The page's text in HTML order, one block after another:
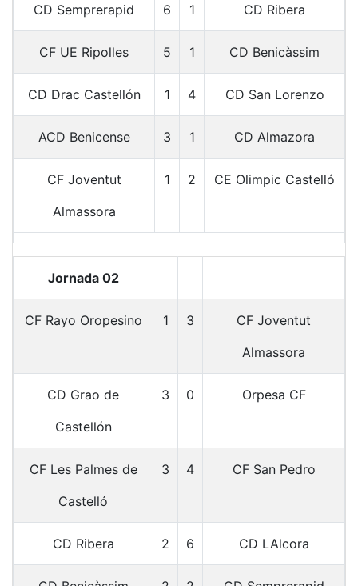
CD Semprerapid 6 1 CD Ribera
CF UE Ripolles 5 1 CD Benicàssim
CD Drac Castellón 1 4 CD San Lorenzo
ACD Benicense 3 1 CD Almazora
CF Joventut
Almassora
1 2 CE Olimpic Castelló
Jornada 02
CF Rayo Oropesino 1 3
CF Joventut
Almassora
CD Grao de
Castellón
3 0 Orpesa CF
CF Les Palmes de
Castelló
3 4 CF San Pedro
CD Ribera 2 6 CD LAlcora